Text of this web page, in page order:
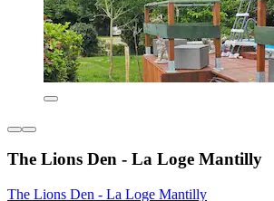
The Lions Den - La Loge Mantilly
The Lions Den - La Loge Mantilly